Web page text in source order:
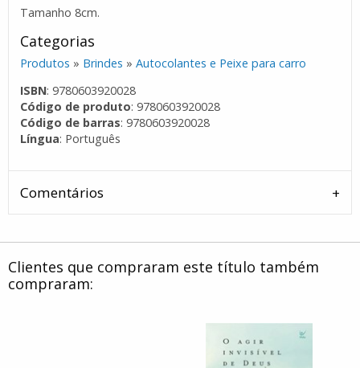
Tamanho 8cm.
Categorias
Produtos » Brindes »Autocolantes e Peixe para carro
ISBN: 9780603920028
Código de produto: 9780603920028
Código de barras: 9780603920028
Língua: Português
Comentários
Clientes que compraram este título também
compraram: